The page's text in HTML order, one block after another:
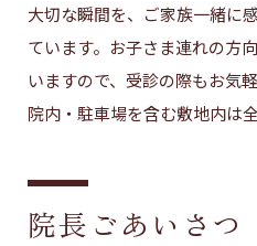
大切な瞬間を、ご家族一緒に
ています。お子さま連れの方
いますので、受診の際もお気
院内・駐車場を含む敷地内は
院長ごあいさつ